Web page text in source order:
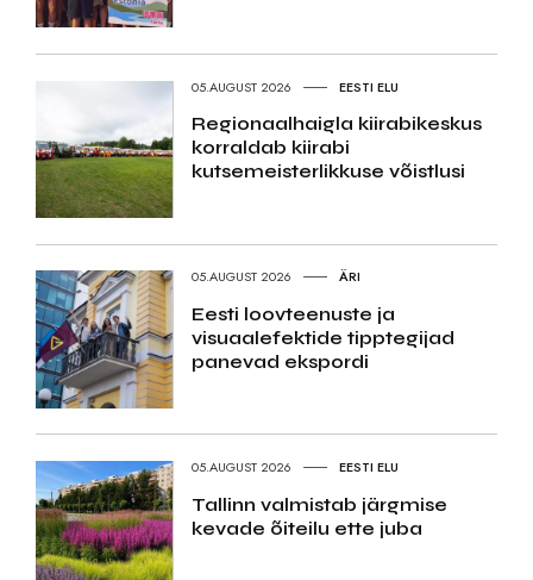
05.AUGUST 2026 EESTI ELU
Regionaalhaigla kiirabikeskus
korraldab kiirabi
kutsemeisterlikkuse võistlusi
05.AUGUST 2026 ÄRI
Eesti loovteenuste ja
visuaalefektide tipptegijad
panevad ekspordi
05.AUGUST 2026 EESTI ELU
Tallinn valmistab järgmise
kevade õiteilu ette juba